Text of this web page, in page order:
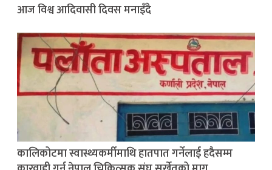
आज विश्व आदिवासी दिवस मनाइँदै
कालिकोटमा स्वास्थ्यकर्मीमाथि हातपात गर्नेलाई हदैसम्म